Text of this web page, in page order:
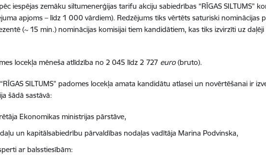
iespējas zemāku siltumenerģijas tarifu akciju sabiedrības “RĪGAS SILTUMS”
apjoms – līdz 1 000 vārdiem). Redzējums tiks vērtēts saturiski nominācijas
(~ 15 min.) nominācijas komisijai tiem kandidātiem, kas tiks izvirzīti uz
locekļa mēneša atlīdzība no 2 045 līdz 2 727 euro(bruto).
SILTUMS” padomes locekļa amata kandidātu atlasei un novērtēšanai ir
šādā sastāvā:
Ekonomikas ministrijas pārstāve,
un kapitālsabiedrību pārvaldības nodaļas vadītāja Marina Podvinska,
ar balsstiesībām: